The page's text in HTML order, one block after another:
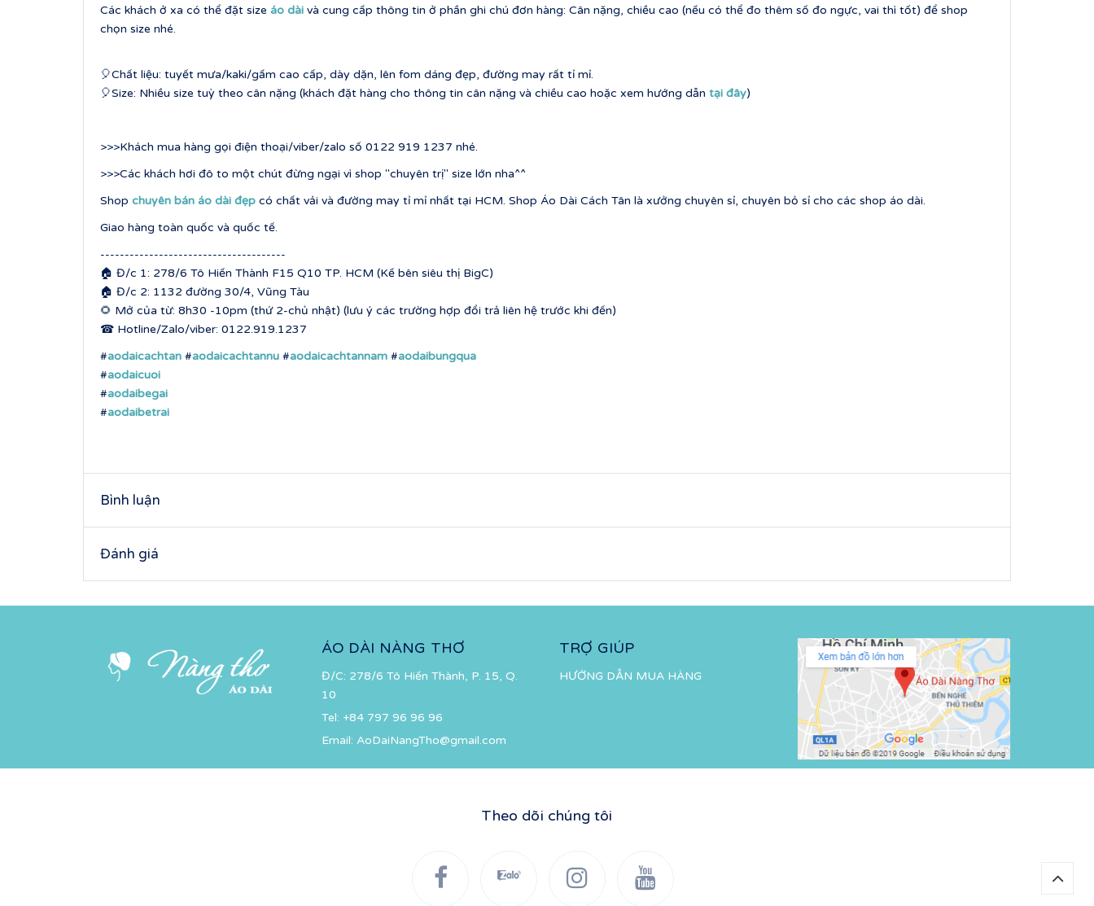
Các khách ở xa có thể đặt size áo dài và cung cấp thông tin ở phần ghi chú đơn hàng: Cân nặng, chiều cao (nếu có thể đo thêm số đo ngực, vai thì tốt) để shop
chọn size nhé.
🎈Chất liệu: tuyết mưa/kaki/gấm cao cấp, dày dặn, lên fom dáng đẹp, đường may rất tỉ mỉ.
🎈Size: Nhiều size tuỳ theo cân nặng (khách đặt hàng cho thông tin cân nặng và chiều cao hoặc xem hướng dẫn tại đây)
>>>Khách mua hàng gọi điện thoại/viber/zalo số 0122 919 1237 nhé.
>>>Các khách hơi đô to một chút đừng ngại vì shop "chuyên trị" size lớn nha^^
Shop chuyên bán áo dài đẹp có chất vải và đường may tỉ mỉ nhất tại HCM. Shop Áo Dài Cách Tân là xưởng chuyên sỉ, chuyên bỏ sỉ cho các shop áo dài.
Giao hàng toàn quốc và quốc tế.
--------------------------------------
🏠 Đ/c 1: 278/6 Tô Hiến Thành F15 Q10 TP. HCM (Kế bên siêu thị BigC)
🏠 Đ/c 2: 1132 đường 30/4, Vũng Tàu
🌻 Mở của từ: 8h30 -10pm (thứ 2-chủ nhật) (lưu ý các trường hợp đổi trả liên hệ trước khi đến)
☎ Hotline/Zalo/viber: 0122.919.1237
#aodaicachtan #aodaicachtannu #aodaicachtannam #aodaibungqua
#aodaicuoi
#aodaibegai
#aodaibetrai
Bình luận
Đánh giá
ÁO DÀI NÀNG THƠ
Đ/C: 278/6 Tô Hiến Thành, P. 15, Q.
10
Tel: +84 797 96 96 96
Email: AoDaiNangTho@gmail.com
TRỢ GIÚP
HƯỚNG DẪN MUA HÀNG
Theo dõi chúng tôi